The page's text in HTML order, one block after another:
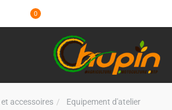
0
et accessoires
Equipement d'atelier